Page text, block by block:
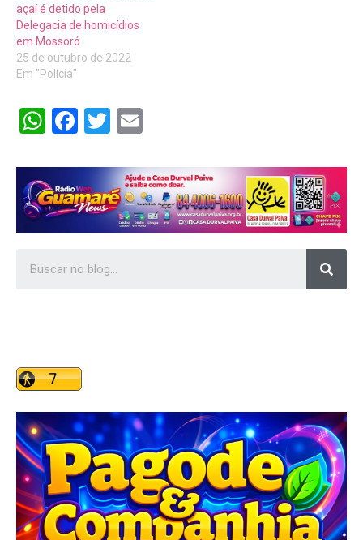
açaí é detido pela
Delegacia de homicídios
em Mossoró
25 de outubro de 2022
Em "Polícia"
WhatsApp
Facebook
Twitter